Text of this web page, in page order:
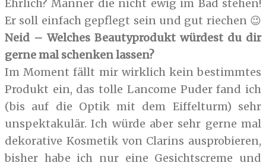
Ehrlich? Männer die nicht ewig im Bad stehen!
Er soll einfach gepflegt sein und gut riechen 😉
Neid – Welches Beautyprodukt würdest du dir
gerne mal schenken lassen?
Im Moment fällt mir wirklich kein bestimmtes
Produkt ein, das tolle Lancome Puder fand ich
(bis auf die Optik mit dem Eiffelturm) sehr
unspektakulär. Ich würde aber sehr gerne mal
dekorative Kosmetik von Clarins ausprobieren,
bisher habe ich nur eine Gesichtscreme und